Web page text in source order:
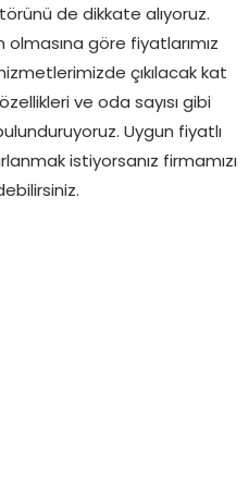
de dikkate alıyoruz.
göre fiyatlarımız
çıkılacak kat
ve oda sayısı gibi
Uygun fiyatlı
istiyorsanız firmamızı